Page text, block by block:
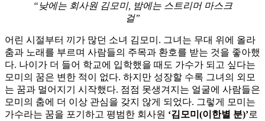
“낮에는 회사원 김모미, 밤에는 스트리머 마스크
걸”
어린 시절부터 끼가 많던 소녀 김모미. 그녀는 무대 위에 올라
춤과 노래를 부르며 사람들의 주목과 환호를 받는 것을 좋아했
다. 나이가 더 들어 학교에 입학했을 때도 가수가 되고 싶다는
모미의 꿈은 변한 적이 없다. 하지만 성장할 수록 그녀의 외모
는 꿈과 멀어지기 시작했다. 점점 못생겨지는 얼굴에 사람들은
모미의 춤에 더 이상 관심을 갖지 않게 되었다. 그렇게 모미는
가수라는 꿈을 포기하고 평범한 회사원 ‘김모미(이한별 분)’로